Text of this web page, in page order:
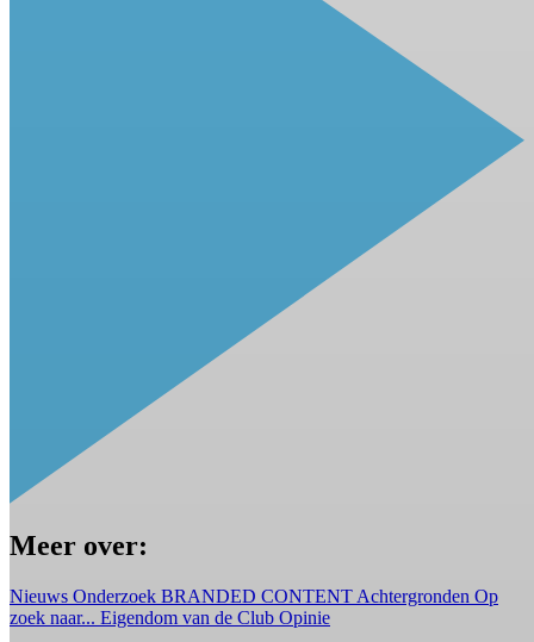
Meer over:
Nieuws Onderzoek BRANDED CONTENT Achtergronden Op
zoek naar... Eigendom van de Club Opinie